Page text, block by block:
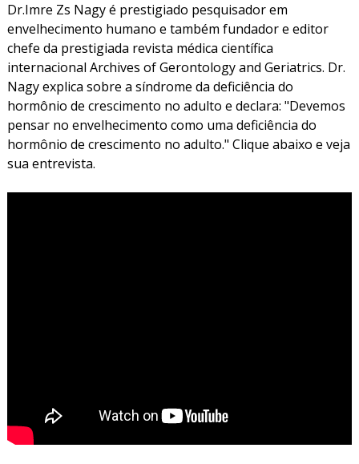
Dr.Imre Zs Nagy é prestigiado pesquisador em
envelhecimento humano e também fundador e editor
chefe da prestigiada revista médica científica
internacional Archives of Gerontology and Geriatrics. Dr.
Nagy explica sobre a síndrome da deficiência do
hormônio de crescimento no adulto e declara: "Devemos
pensar no envelhecimento como uma deficiência do
hormônio de crescimento no adulto." Clique abaixo e veja
sua entrevista.